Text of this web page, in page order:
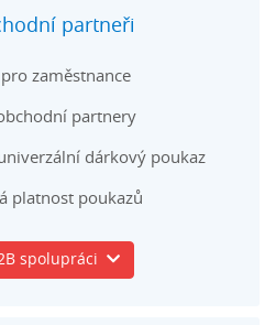
partneři
zaměstnance
partnery
dárkový poukaz
platnost poukazů
spolupráci